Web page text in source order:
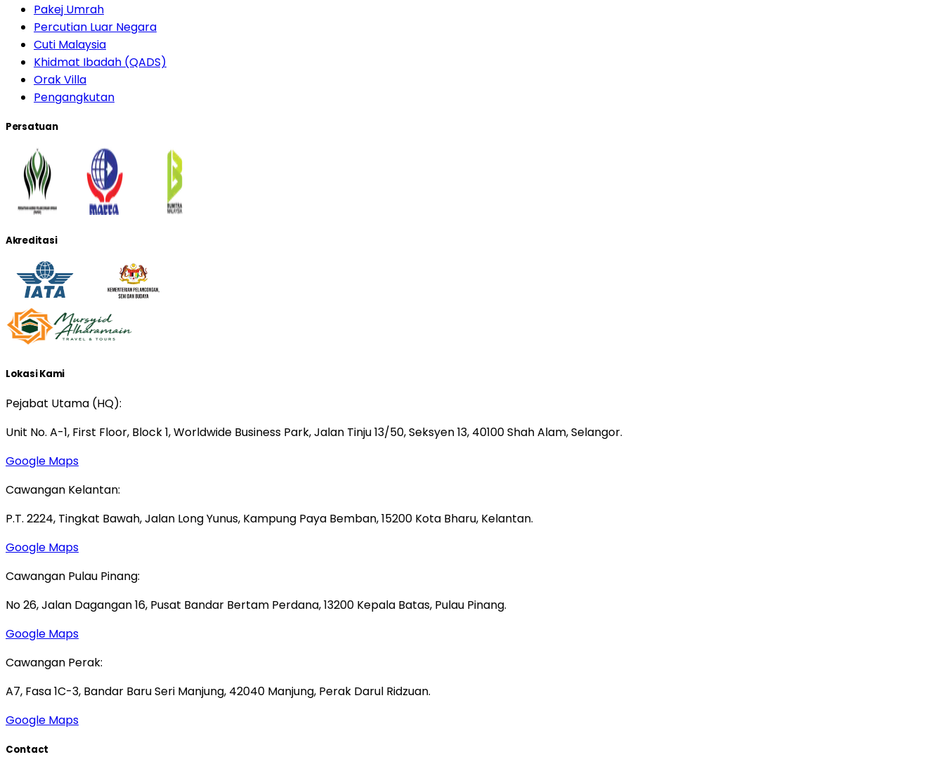
Pakej Umrah
Percutian Luar Negara
Cuti Malaysia
Khidmat Ibadah (QADS)
Orak Villa
Pengangkutan
Persatuan
Akreditasi
Lokasi Kami
Pejabat Utama (HQ):
Unit No. A-1, First Floor, Block 1, Worldwide Business Park, Jalan Tinju 13/50, Seksyen 13, 40100 Shah Alam, Selangor.
Google Maps
Cawangan Kelantan:
P.T. 2224, Tingkat Bawah, Jalan Long Yunus, Kampung Paya Bemban, 15200 Kota Bharu, Kelantan.
Google Maps
Cawangan Pulau Pinang:
No 26, Jalan Dagangan 16, Pusat Bandar Bertam Perdana, 13200 Kepala Batas, Pulau Pinang.
Google Maps
Cawangan Perak:
A7, Fasa 1C-3, Bandar Baru Seri Manjung, 42040 Manjung, Perak Darul Ridzuan.
Google Maps
Contact